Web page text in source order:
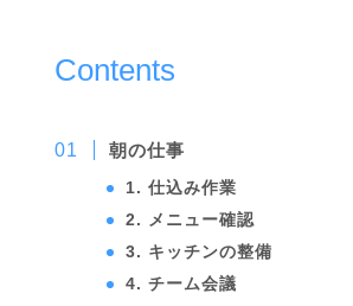
Contents
朝の仕事
1. 仕込み作業
2. メニュー確認
3. キッチンの整備
4. チーム会議